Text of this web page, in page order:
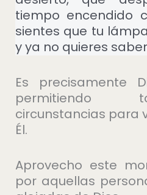
tiempo encendido
sientes que tu
y ya no quieres
Es precisamente
permitiendo
circunstancias para
Él.
Aprovecho este
por aquellas